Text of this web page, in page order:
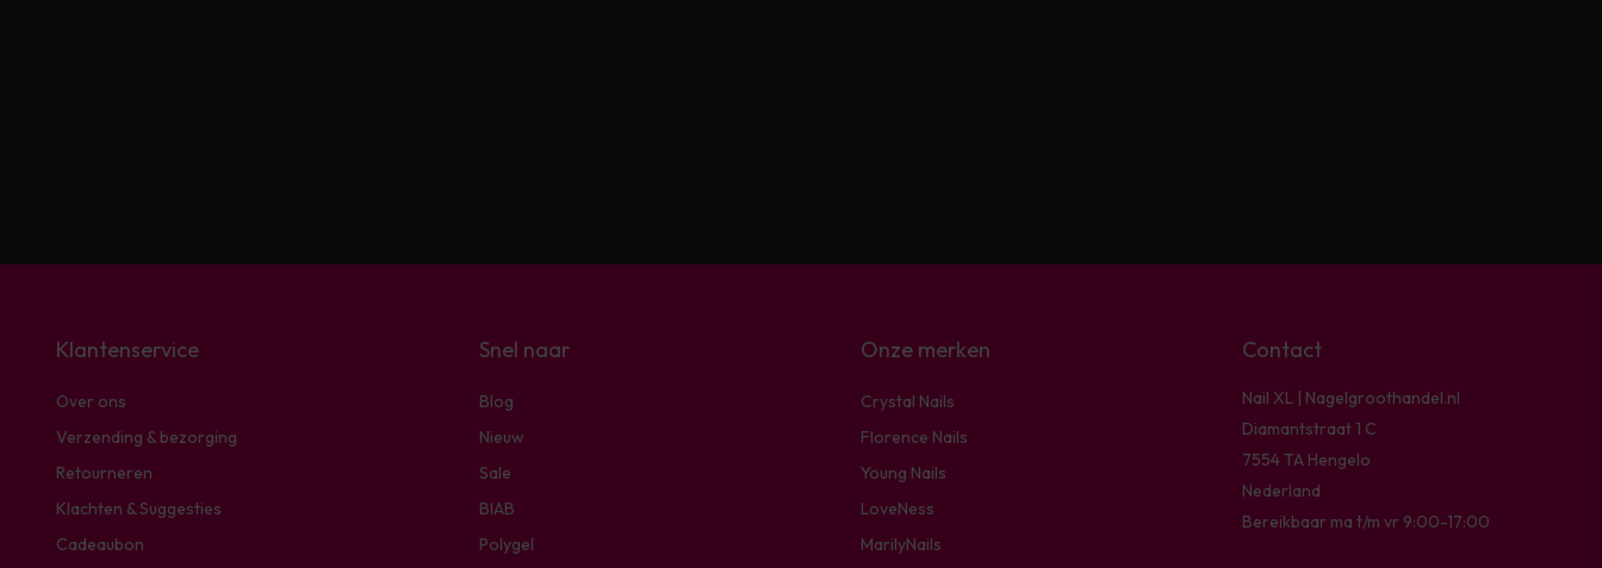
Klantenservice
Over ons
Verzending & bezorging
Retourneren
Klachten & Suggesties
Cadeaubon
Snel naar
Blog
Nieuw
Sale
BIAB
Polygel
Onze merken
Crystal Nails
Florence Nails
Young Nails
LoveNess
MarilyNails
Contact
Nail XL | Nagelgroothandel.nl
Diamantstraat 1 C
7554 TA Hengelo
Nederland
Bereikbaar ma t/m vr 9:00-17:00